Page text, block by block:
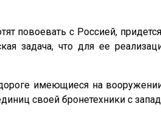
повоевать с Россией,
задача, что для ее
имеющиеся на
своей бронетехники с